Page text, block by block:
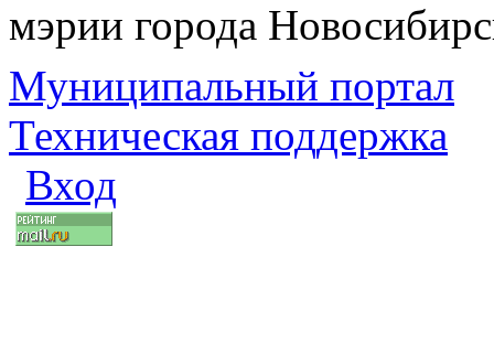
мэрии города
Муниципальный портал
Техническая поддержка
Вход